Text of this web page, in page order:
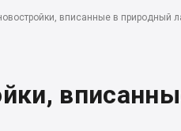
вписанные в природный